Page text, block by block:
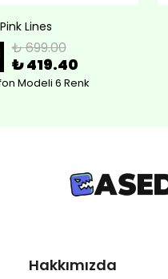
Pink Lines
₺ 699.00
₺ 419.40
Modeli 6 Renk
Hakkımızda